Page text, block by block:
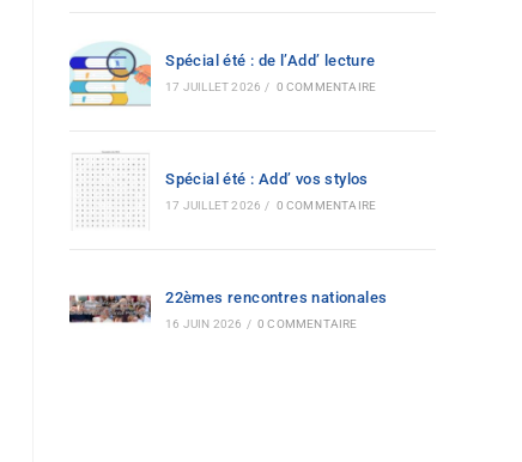
Spécial été : de l’Add’ lecture
17 JUILLET 2026 / 0 COMMENTAIRE
Spécial été : Add’ vos stylos
17 JUILLET 2026 / 0 COMMENTAIRE
22èmes rencontres nationales
16 JUIN 2026 / 0 COMMENTAIRE